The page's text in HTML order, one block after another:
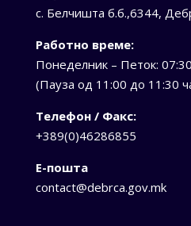
с. Белчишта б.б.,6344,
Работно време:
Понеделник – Петок:
(Пауза од 11:00 до 11:30
Телефон / Факс:
+389(0)46286855
Е-пошта
contact@debrca.gov.mk